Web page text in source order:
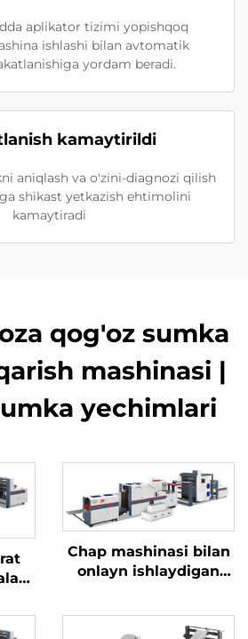
aplikator tizimi yopishqoq
ishlashi bilan avtomatik
yordam beradi.
kamaytirildi
aniqlash va o'zini-diagnozi qilish
shikast yetkazish ehtimolini
kamaytiradi
qog'oz sumka
mashinasi |
yechimlari
Chap mashinasi bilan
onlayn ishlaydigan
mashinasi